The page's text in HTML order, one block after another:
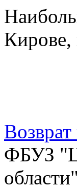
Кирове,
ФБУЗ